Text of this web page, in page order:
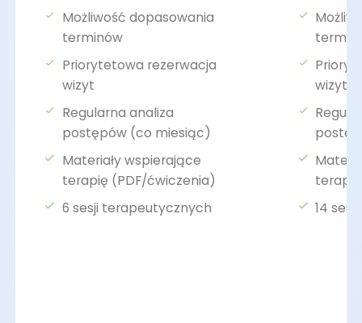
Możliwość dopasowania
terminów
Priorytetowa rezerwacja
wizyt
Regularna analiza
postępów (co miesiąc)
Materiały wspierające
terapię (PDF/ćwiczenia)
6 sesji terapeutycznych
wizyt
14